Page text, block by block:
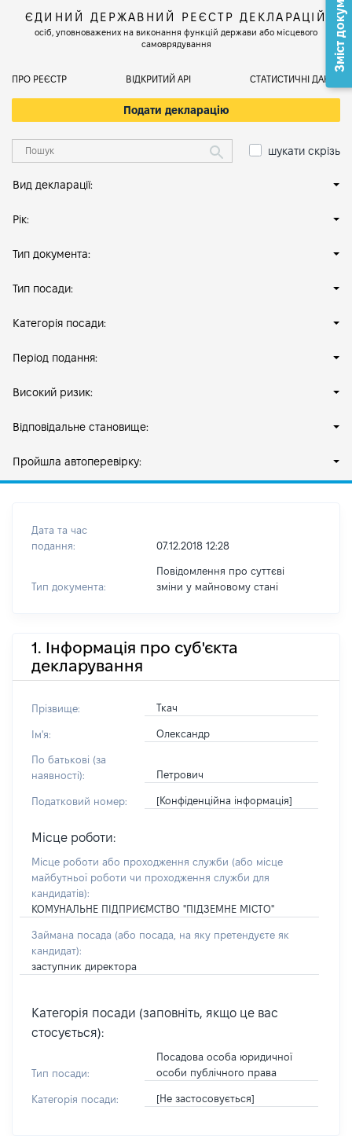
ЄДИНИЙ ДЕРЖАВНИЙ РЕЄСТР ДЕКЛАРАЦІЙ
осіб, уповноважених на виконання функцій держави або місцевого
самоврядування
ПРО РЕЄСТР ВІДКРИТИЙ АРІ СТАТИСТИЧНІ ДАНІ
Подати декларацію
шукати скрізь
Вид декларації:
Рік:
Тип документа:
Тип посади:
Категорія посади:
Період подання:
Високий ризик:
Відповідальне становище:
Пройшла автоперевірку:
Дата та час
подання:
07.12.2018 12:28
Тип документа:
Повідомлення про суттєві
зміни y майновому стані
1. Інформація про суб'єкта
декларування
Прізвище: Ткач
Ім'я: Олександр
По батькові (за
наявності):
Петрович
Податковий номер: [Конфіденційна інформація]
Місце роботи:
Місце роботи або проходження служби (або місце
майбутньої роботи чи проходження служби для
кандидатів):
КОМУНАЛЬНЕ ПІДПРИЄМСТВО "ПІДЗЕМНЕ МІСТО"
Займана посада (або посада, на яку претендуєте як
кандидат):
заступник директора
Категорія посади (заповніть, якщо це вас
стосується):
Тип посади:
Посадова особа юридичної
особи публічного права
Категорія посади: [Не застосовується]
Зміст документа